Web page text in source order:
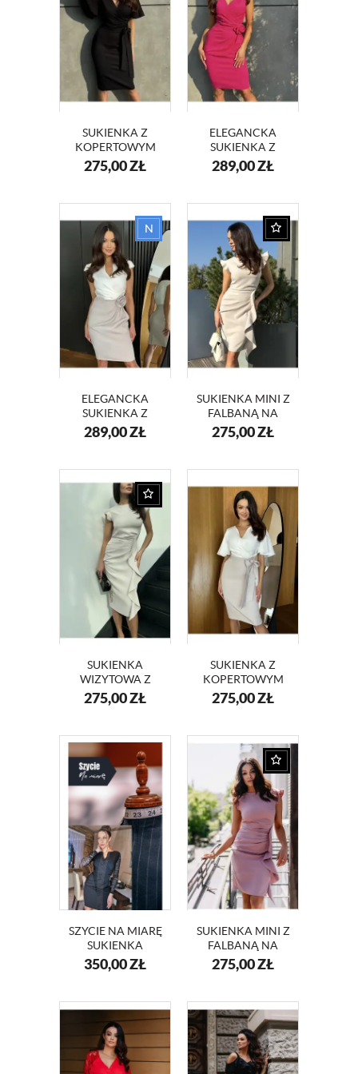
SUKIENKA Z
KOPERTOWYM
DEKOLTEM I
SZEROKIMI
KM415 CZARNY
275,00ZŁ
ELEGANCKA
SUKIENKA Z
KOPERTOWYM
DEKOLTEM I
FUKSJA
289,00ZŁ
ELEGANCKA
SUKIENKA Z
KOPERTOWYM
DEKOLTEM I
DWUKOLOROWA
289,00ZŁ
SUKIENKA MINI Z
FALBANĄ NA
WESELE KM66K-
13 BEŻ
275,00ZŁ
SUKIENKA
WIZYTOWA Z
FALBANĄ NA
WESELE BEŻOWY
275,00ZŁ
SUKIENKA Z
KOPERTOWYM
DEKOLTEM I
SZEROKIMI
KM415-13 BEŻ
275,00ZŁ
SZYCIE NA MIARĘ
SUKIENKA
KM56K
350,00ZŁ
SUKIENKA MINI Z
FALBANĄ NA
WESELE KM66K-
12
275,00ZŁ